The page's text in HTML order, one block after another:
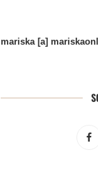
mariska [a]